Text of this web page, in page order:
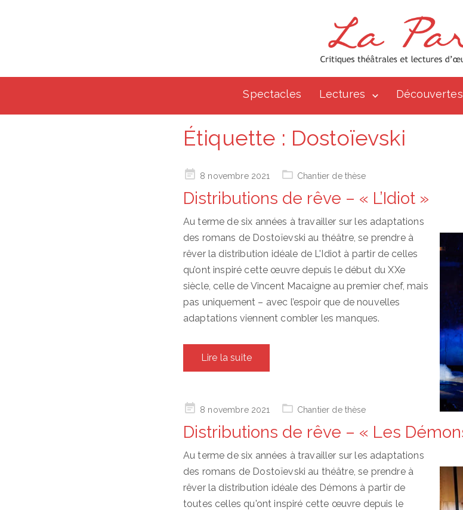
Spectacles Lectures Découvertes
Étiquette : Dostoïevski
Posted8 novembre 2021 Chantier de thèse
Distributions de rêve – « L’Idiot »
Au terme de six années à travailler sur les adaptations
des romans de Dostoïevski au théâtre, se prendre à
rêver la distribution idéale de L'Idiot à partir de celles
qu’ont inspiré cette œuvre depuis le début du XXe
siècle, celle de Vincent Macaigne au premier chef, mais
pas uniquement – avec l’espoir que de nouvelles
adaptations viennent combler les manques.
Lire la suite
Posted8 novembre 2021 Chantier de thèse
Distributions de rêve – « Les
Au terme de six années à travailler sur les adaptations
des romans de Dostoïevski au théâtre, se prendre à
rêver la distribution idéale des Démons à partir de
toutes celles qu'ont inspiré cette œuvre depuis le